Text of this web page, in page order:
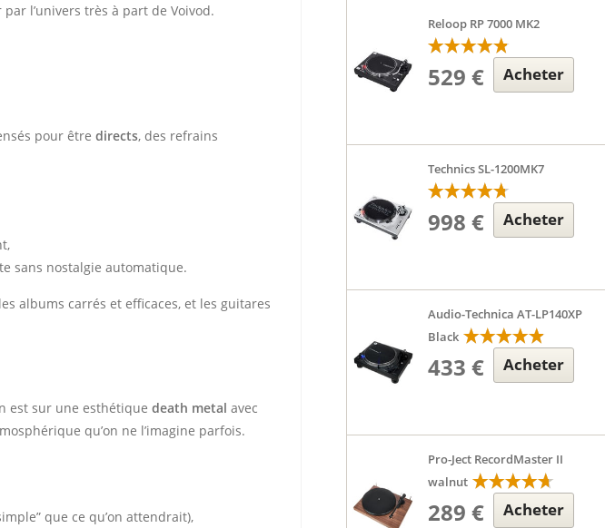
l’univers très à part de Voivod.
pour êtredirects, des refrains
sans nostalgie automatique.
albums carrés et efficaces, et les guitares
est sur une esthétiquedeath metal avec
qu’on ne l’imagine parfois.
que ce qu’on attendrait),
Reloop RP 7000 MK2
529 € Acheter
Technics SL-1200MK7
998 € Acheter
Audio-Technica AT-LP140XP
Black
433 € Acheter
Pro-Ject RecordMaster II
walnut
289 € Acheter